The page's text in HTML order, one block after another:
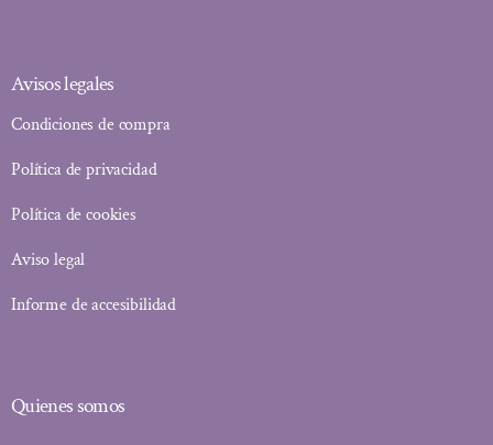
Avisos legales
Condiciones de compra
Política de privacidad
Política de cookies
Aviso legal
Informe de accesibilidad
Quienes somos